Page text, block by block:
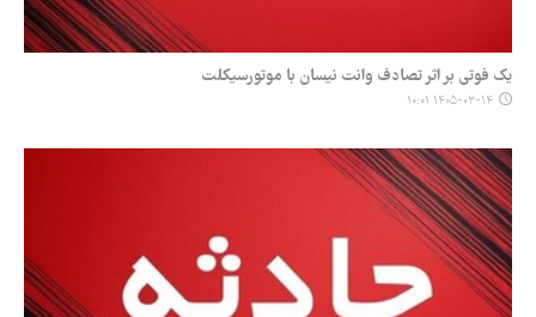
یک فوتی بر اثر تصادف وانت نیسان با موتورسیکلت
۱۴۰۵-۰۳-۱۴ ۱۰:۰۱